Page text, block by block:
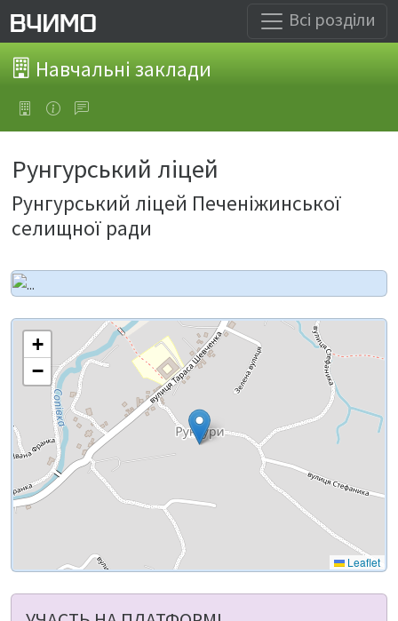
Всі розділи
Навчальні заклади
Рунгурський ліцей
Рунгурський ліцей Печеніжинської
селищної ради
+
−
Leaflet